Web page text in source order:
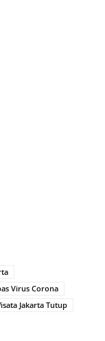
Virus Corona
Jakarta Tutup